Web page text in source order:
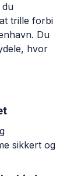
du
trille forbi
Du
hvor
sikkert og